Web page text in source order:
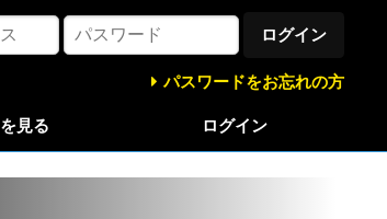
ログイン
パスワードをお忘れの方
見る ログイン